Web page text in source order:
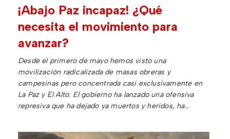
¡Abajo Paz incapaz! ¿Qué
necesita el movimiento para
avanzar?
Desde el primero de mayo hemos visto una
movilización radicalizada de masas obreras y
campesinas pero concentrada casi exclusivamente en
La Paz y El Alto. El gobierno ha lanzado una ofensiva
represiva que ha dejado ya muertos y heridos, ha…